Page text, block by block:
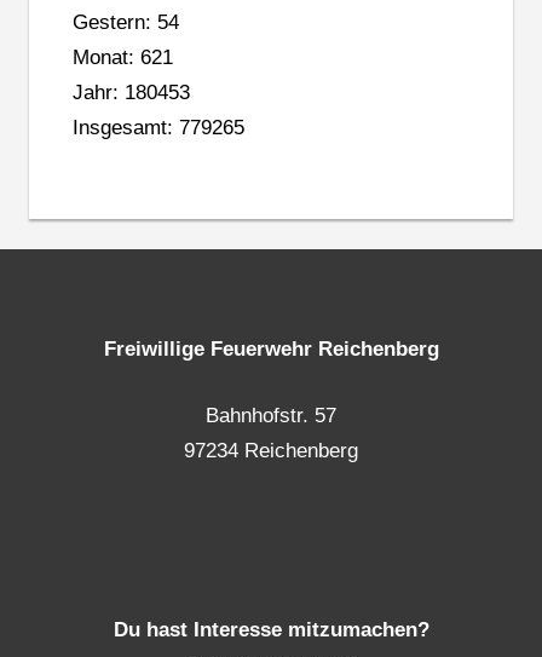
Gestern: 54
Monat: 621
Jahr: 180453
Insgesamt: 779265
Freiwillige Feuerwehr Reichenberg
Bahnhofstr. 57
97234 Reichenberg
Du hast Interesse mitzumachen?